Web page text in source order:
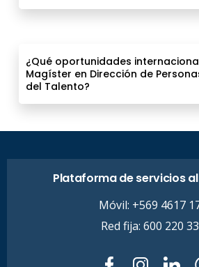
¿Qué oportunidades
Magíster en Dirección de
del Talento?